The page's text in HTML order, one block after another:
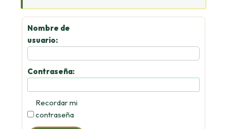
Nombre de
usuario:
Contraseña:
Recordar mi
contraseña